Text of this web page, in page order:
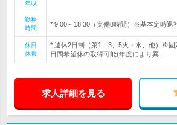
年収
勤務
時間
* 9:00～18:30（実働8時間）※基本定時退
休日
休暇
* 週休2日制（第1、3、5火・水、他）※固
日間希望休の取得可能(年度により異…
求人詳細を見る